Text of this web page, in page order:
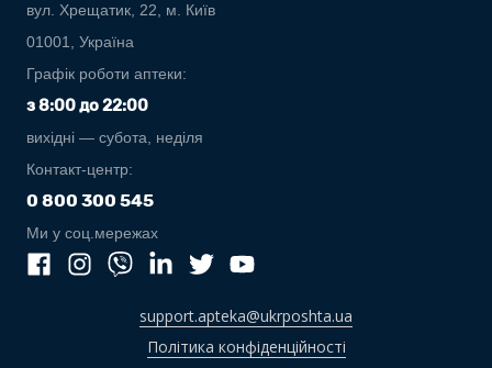
вул. Хрещатик, 22, м. Київ
01001, Україна
Графік роботи аптеки:
з 8:00 до 22:00
вихідні — субота, неділя
Контакт-центр:
0 800 300 545
Ми у соц.мережах
support.apteka@ukrposhta.ua
Політика конфіденційності